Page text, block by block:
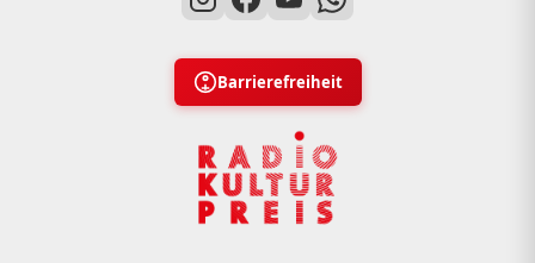
Barrierefreiheit